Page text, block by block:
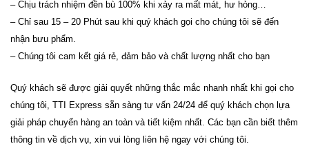
– Chịu trách nhiệm đền bù 100% khi xảy ra mất mát, hư hỏng…
– Chỉ sau 15 – 20 Phút sau khi quý khách gọi cho chúng tôi sẽ đến
nhận bưu phẩm.
– Chúng tôi cam kết giá rẻ, đảm bảo và chất lượng nhất cho bạn
Quý khách sẽ được giải quyết những thắc mắc nhanh nhất khi gọi cho
chúng tôi, TTI Express sẵn sàng tư vấn 24/24 để quý khách chọn lựa
giải pháp chuyển hàng an toàn và tiết kiệm nhất. Các bạn cần biết thêm
thông tin về dịch vụ, xin vui lòng liên hệ ngay với chúng tôi.